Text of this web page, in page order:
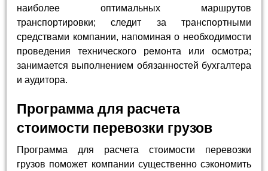
наиболее оптимальных маршрутов
транспортировки; следит за транспортными
средствами компании, напоминая о необходимости
проведения технического ремонта или осмотра;
занимается выполнением обязанностей бухгалтера
и аудитора.
Программа для расчета
стоимости перевозки грузов
Программа для расчета стоимости перевозки
грузов поможет компании существенно сэкономить